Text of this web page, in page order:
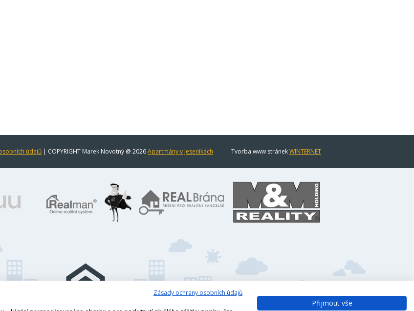
údajů | COPYRIGHT Marek Novotný @ 2026Apartmány v Jeseníkách Tvorba www stránekWINTERNET
Zásady ochrany osobních údajů
Přijmout vše